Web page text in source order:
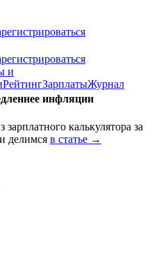
и
РейтингЗарплатыЖурнал
инфляции
калькулятора за
делимся в статье →